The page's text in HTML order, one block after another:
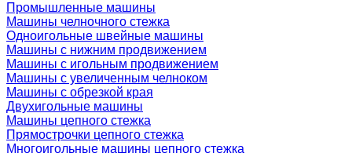
Промышленные машины
Машины челночного стежка
Одноигольные швейные машины
Машины с нижним продвижением
Машины с игольным продвижением
Машины с увеличенным челноком
Машины с обрезкой края
Двухигольные машины
Машины цепного стежка
Прямострочки цепного стежка
Многоигольные машины цепного стежка